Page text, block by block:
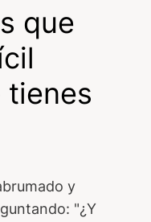
que
tienes
y
"¿Y